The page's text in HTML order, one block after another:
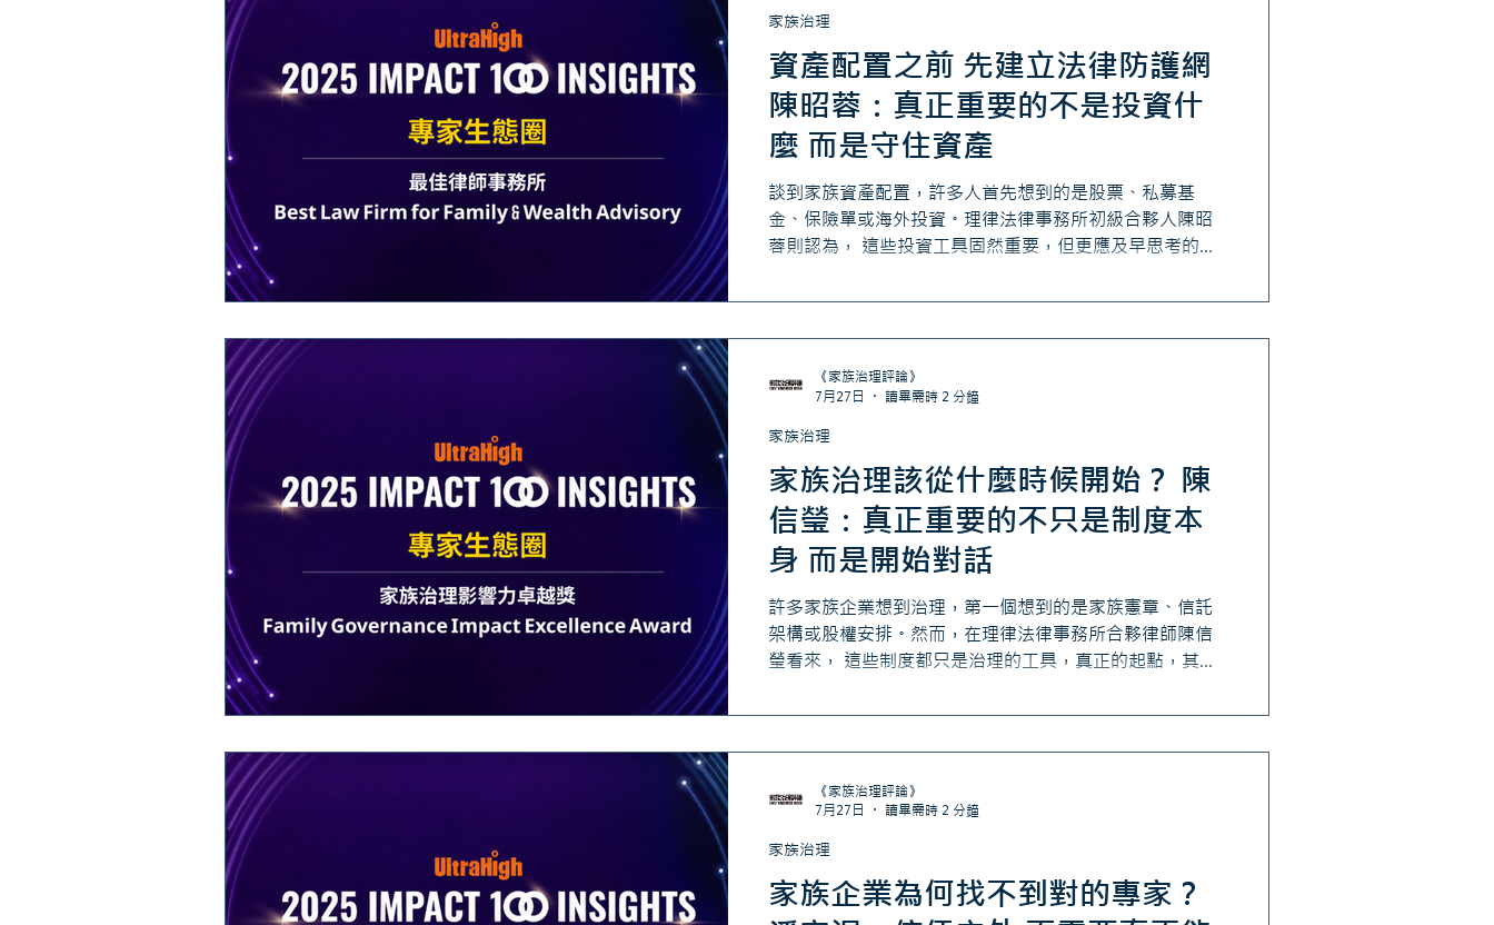
資產配置之前 先建立法律防護網
陳昭蓉：真正重要的不是投資什
麼 而是守住資產
談到家族資產配置，許多人首先想到的是股票、私募基
金、保險單或海外投資。理律法律事務所初級合夥人陳昭
蓉則認為， 這些投資工具固然重要，但更應及早思考的，
婚、繼承或財產爭議而瞬間易主歸零。因此，在資產配置
家族治理
家族治理該從什麼時候開始？ 陳
信瑩：真正重要的不只是制度本
身 而是開始對話
許多家族企業想到治理，第一個想到的是家族憲章、信託
架構或股權安排。然而，在理律法律事務所合夥律師陳信
瑩看來， 這些制度都只是治理的工具，真正的起點，其實
長單方面做決定，也不是等到接班或衝突發生才開始規
傳承。
家族治理
《家族治理評論》
7月27日
讀畢需時 2 分鐘
家族企業為何找不到對的專家？
家族治理
《家族治理評論》
7月27日
讀畢需時 2 分鐘